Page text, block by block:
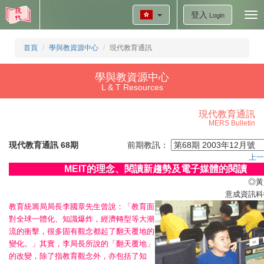
登入 Login
首頁 學與教資源中心 現代教育通訊
學與教資源中心
L & T Resources
現代教育通訊
MERS Bulletin
現代教育通訊 68期 前期教訊：
上
MEIT的理念、閱讀新趨勢及電子媒體的閱讀
◎黃
意成資訊
教育統籌局局長李國章先生曾說：「教育面
對全球一體化、知識爆炸，經濟轉型等大潮
流的衝擊，很多固有觀念都起了翻天覆地的
變化。」其實，李局長所說的「翻天覆地」
的改變，除了指教育觀念外，亦包括了知